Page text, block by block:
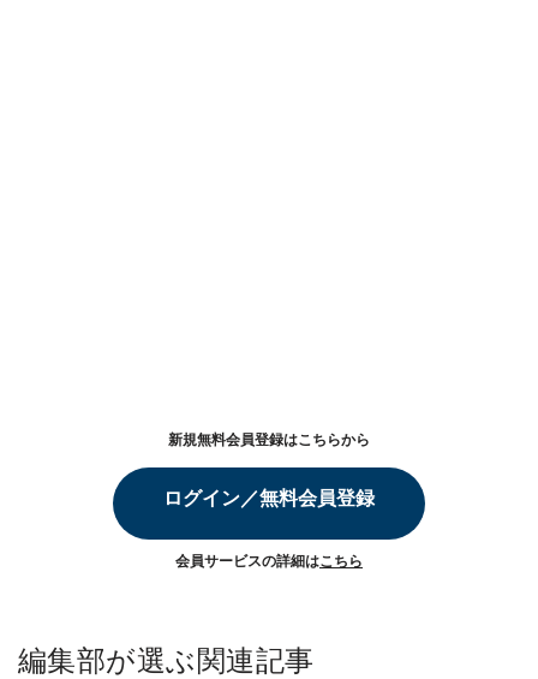
新規無料会員登録はこちらから
ログイン／無料会員登録
会員サービスの詳細はこちら
編集部が選ぶ関連記事